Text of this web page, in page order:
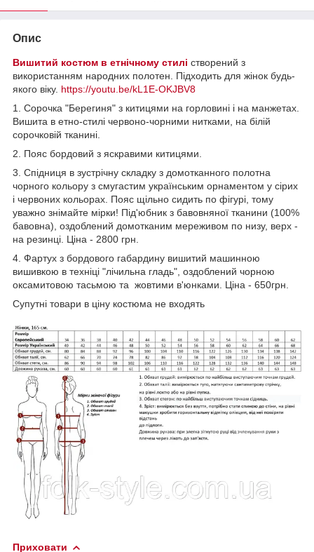
Опис
Вишитий костюм в етнічному стилі створений з
використанням народних полотен. Підходить для жінок будь-
якого віку. https://youtu.be/kL1E-OKJBV8
1. Сорочка "Берегиня" з китицями на горловині і на манжетах.
Вишита в етно-стилі червоно-чорними нитками, на білій
сорочковій тканині.
2. Пояс бордовий з яскравими китицями.
3. Спідниця в зустрічну складку з домотканного полотна
чорного кольору з смугастим українським орнаментом у сірих
і червоних кольорах. Пояс щільно сидить по фігурі, тому
уважно знімайте мірки! Під'юбник з бавовняної тканини (100%
бавовна), оздоблений домотканим мереживом по низу, верх -
на резинці. Ціна - 2800 грн.
4. Фартух з бордового габардину вишитий машинною
вишивкою в техніці "лічильна гладь", оздоблений чорною
оксамитовою тасьмою та жовтими в'юнками. Ціна - 650грн.
Супутні товари в ціну костюма не входять
Приховати